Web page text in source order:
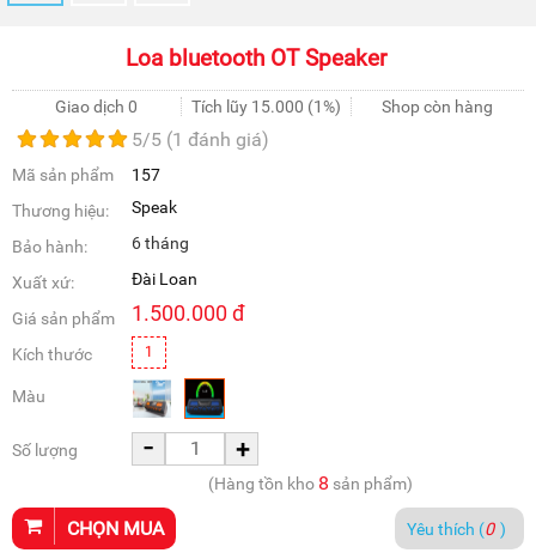
Loa bluetooth OT Speaker
Giao dịch 0 Tích lũy 15.000 (1%) Shop còn hàng
5/5 (1 đánh giá)
Mã sản phẩm
157
Thương hiệu:
Speak
Bảo hành: 6 tháng
Xuất xứ: Đài Loan
Giá sản phẩm 1.500.000 đ
Kích thước 1
Màu
Số lượng - +
(Hàng tồn kho 8 sản phẩm)
CHỌN MUA Yêu thích (0 )